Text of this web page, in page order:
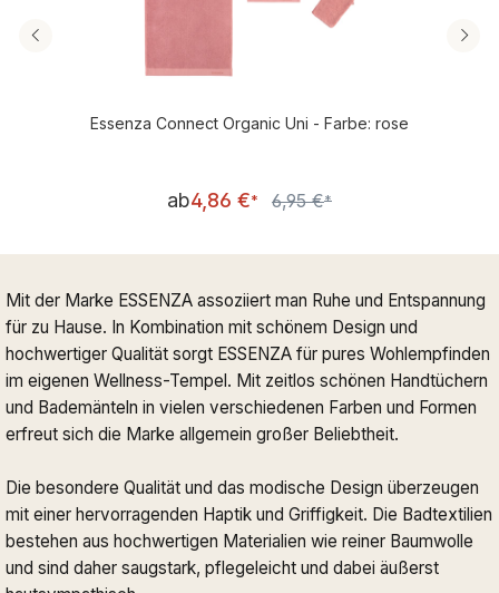
Essenza Connect Organic Uni - Farbe: rose
Verkaufspreis:
ab4,86 €* Regulärer Preis:
6,95 €*
Mit der Marke ESSENZA assoziiert man Ruhe und Entspannung
für zu Hause. In Kombination mit schönem Design und
hochwertiger Qualität sorgt ESSENZA für pures Wohlempfinden
im eigenen Wellness-Tempel. Mit zeitlos schönen Handtüchern
und Bademänteln in vielen verschiedenen Farben und Formen
erfreut sich die Marke allgemein großer Beliebtheit.
Die besondere Qualität und das modische Design überzeugen
mit einer hervorragenden Haptik und Griffigkeit. Die Badtextilien
bestehen aus hochwertigen Materialien wie reiner Baumwolle
und sind daher saugstark, pflegeleicht und dabei äußerst